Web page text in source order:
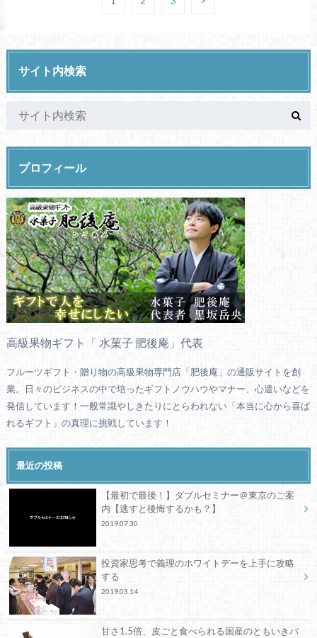
サイト内検索
プロフィール
高級果物ギフト「 水菓子 肥後庵」代表
フルーツギフト・贈り物の高級果物専門店「肥後庵」の通販サイトを創
業。日々のビジネスの中で培ったギフトノウハウやマナー、心遣いなどを
発信しています！一般常識やしきたりにとらわれない「本当に心から喜ば
れるギフト」の真理に挑戦しています！
最近の投稿
【最初で最後！】ダブルセミナー＠東京のご案
内【逃すと後悔するかも？】
2019.07.30
投資家思考で義理のホワイトデーを上手に攻略
する
2019.03.14
甘さ1.5倍、皮ごと食べられる国産のともいきバ